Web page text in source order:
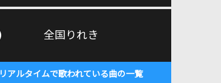
全国りれき
リアルタイムで歌われている曲の一覧